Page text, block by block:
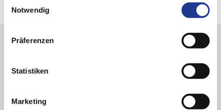
Notwendig
Präferenzen
Statistiken
Marketing